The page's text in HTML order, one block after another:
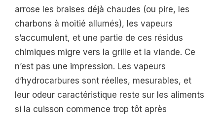
arrose les braises déjà chaudes (ou pire, les
charbons à moitié allumés), les vapeurs
s’accumulent, et une partie de ces résidus
chimiques migre vers la grille et la viande. Ce
n’est pas une impression. Les vapeurs
d’hydrocarbures sont réelles, mesurables, et
leur odeur caractéristique reste sur les aliments
si la cuisson commence trop tôt après